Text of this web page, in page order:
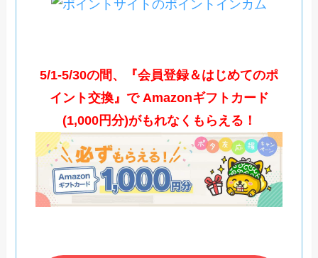
5/1-5/30の間、『会員登録＆はじめてのポ
イント交換』で Amazonギフトカード
(1,000円分)がもれなくもらえる！